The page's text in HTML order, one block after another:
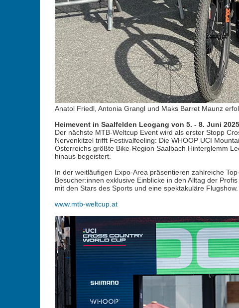
Anatol Friedl, Antonia Grangl und Maks Barret Maunz
Heimevent in Saalfelden Leogang von 5. - 8. Juni 2025
Der nächste MTB-Weltcup Event wird als erster Stopp
Nervenkitzel trifft Festivalfeeling: Die WHOOP UCI
Österreichs größte Bike-Region Saalbach Hinterglemm
hinaus begeistert.
In der weitläufigen Expo-Area präsentieren zahlreiche
Besucher:innen exklusive Einblicke in den Alltag der
mit den Stars des Sports und eine spektakuläre Flugshow.
www.mtb-weltcup.at